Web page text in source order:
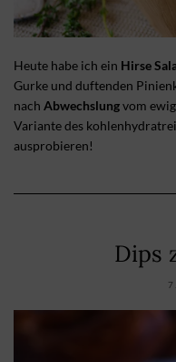
Heute habe ich ein Hirse
Gurke und duftenden
nach Abwechslungvom
Variante des
ausprobieren!
Dips